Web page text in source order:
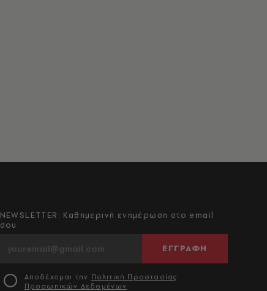
NEWSLETTER: Καθημερινή ενημέρωση στο email
σου
ΕΓΓΡΑΦΗ
Αποδέχομαι την Πολιτική Προστασίας
Προσωπικών Δεδομένων